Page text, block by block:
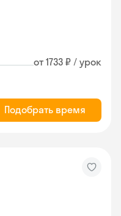
от 1733 ₽ / урок
Подобрать время